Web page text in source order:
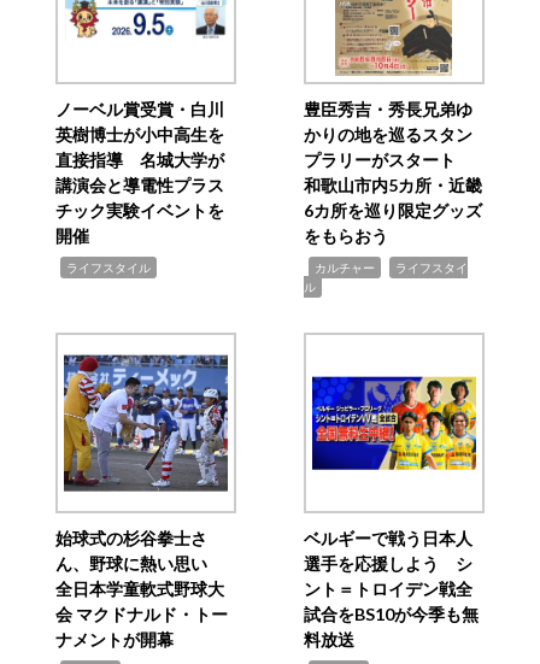
ノーベル賞受賞・白川
英樹博士が小中高生を
直接指導 名城大学が
講演会と導電性プラス
チック実験イベントを
開催
ライフスタイル
豊臣秀吉・秀長兄弟ゆ
かりの地を巡るスタン
プラリーがスタート
和歌山市内5カ所・近畿
6カ所を巡り限定グッズ
をもらおう
カルチャー
ライフスタイ
ル
始球式の杉谷拳士さ
ん、野球に熱い思い
全日本学童軟式野球大
会 マクドナルド・トー
ナメントが開幕
ベルギーで戦う日本人
選手を応援しよう シ
ント＝トロイデン戦全
試合をBS10が今季も無
料放送